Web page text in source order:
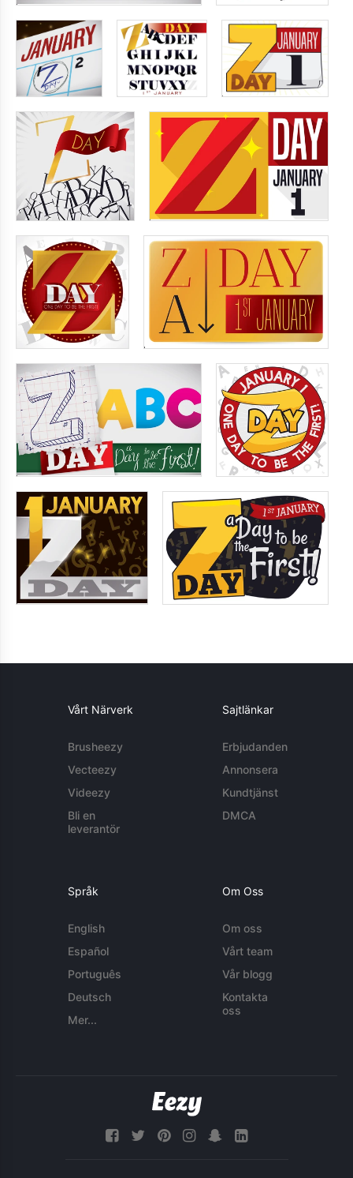
Vårt Närverk
Brusheezy
Vecteezy
Videezy
Bli en
leverantör
Sajtlänkar
Erbjudanden
Annonsera
Kundtjänst
DMCA
Språk
English
Español
Português
Deutsch
Mer...
Om Oss
Om oss
Vårt team
Vår blogg
Kontakta
oss